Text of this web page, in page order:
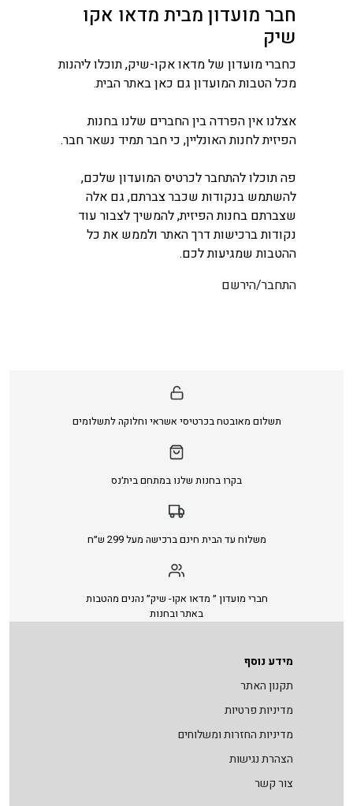
חבר מועדון מבית מדאו אקו
שיק
כחברי מועדון של מדאו אקו-שיק, תוכלו ליהנות
מכל הטבות המועדון גם כאן באתר הבית.
אצלנו אין הפרדה בין החברים שלנו בחנות
הפיזית לחנות האונליין, כי חבר תמיד נשאר חבר.
פה תוכלו להתחבר לכרטיס המועדון שלכם,
להשתמש בנקודות שכבר צברתם, גם אלה
שצברתם בחנות הפיזית, להמשיך לצבור עוד
נקודות ברכישות דרך האתר ולממש את כל
ההטבות שמגיעות לכם.
התחבר/הירשם
תשלום מאובטח בכרטיסי אשראי וחלוקה לתשלומים
בקרו בחנות שלנו במתחם בית׳נס
משלוח עד הבית חינם ברכישה מעל 299 ש״ח
חברי מועדון ״ מדאו אקו- שיק״ נהנים מהטבות
באתר ובחנות
מידע נוסף
תקנון האתר
מדיניות פרטיות
מדיניות החזרות ומשלוחים
הצהרת נגישות
צור קשר